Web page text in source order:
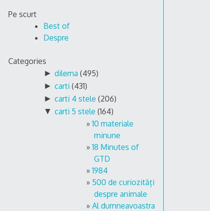
Pe scurt
Best of
Despre
Categories
► dilema (495)
► carti (431)
► carti 4 stele (206)
▼ carti 5 stele (164)
10 materiale
minune
18 Minutes of
GTD
1984
500 de curiozități
despre animale
Al dumneavoastra